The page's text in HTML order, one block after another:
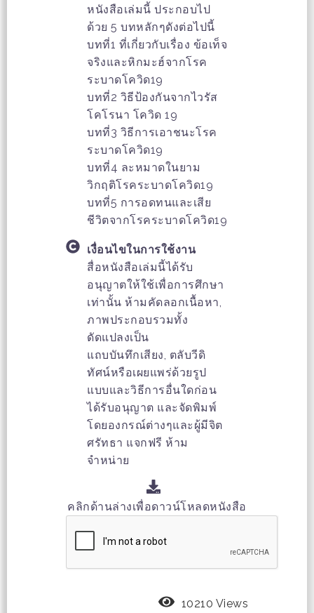
หนังสือเล่มนี้ ประกอบไป
ด้วย 5 บทหลักๆดังต่อไปนี้
บทที่1 ที่เกี่ยวกับเรื่อง ข้อเท็จ
จริงและหิกมะฮ์จากโรค
ระบาดโควิด19
บทที่2 วิธีป้องกันจากไวรัส
โคโรนา โควิด 19
บทที่3 วิธีการเอาชนะโรค
ระบาดโควิด19
บทที่4 ละหมาดในยาม
วิกฤติโรคระบาดโควิด19
บทที่5 การอดทนและเสีย
ชีวิตจากโรคระบาดโควิด19
เงื่อนไขในการใช้งาน
สื่อหนังสือเล่มนี้ได้รับ
อนุญาตให้ใช้เพื่อการศึกษา
เท่านั้น ห้ามคัดลอกเนื้อหา,
ภาพประกอบรวมทั้ง
ดัดแปลงเป็น
แถบบันทึกเสียง, ตลับวีดิ
ทัศน์หรือเผยแพร่ด้วยรูป
แบบและวิธีการอื่นใดก่อน
ได้รับอนุญาต และจัดพิมพ์
โดยองกรณ์ต่างๆและผู้มีจิต
ศรัทธา แจกฟรี ห้าม
จำหน่าย
คลิกด้านล่างเพื่อดาวน์โหลดหนังสือ
10210 Views